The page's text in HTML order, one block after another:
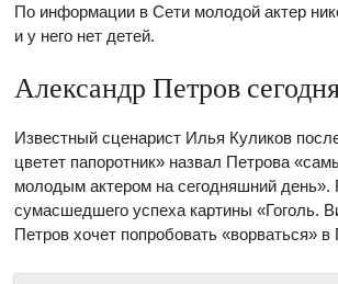
По информации в Сети молодой актер
и у него нет детей.
Александр Петров
Известный сценарист Илья Куликов
цветет папоротник» назвал Петрова
молодым актером на сегодняшний день».
сумасшедшего успеха картины «Гоголь.
Петров хочет попробовать «ворваться» в